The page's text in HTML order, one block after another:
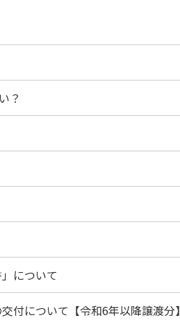
？
について
付について【令和6年以降譲渡分】